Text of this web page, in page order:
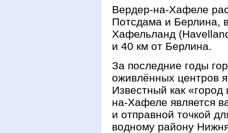
Вердер-на-Хафеле
Потсдама и Берлина,
Хафельланд
и 40 км от Берлина.
За последние годы
оживлённых центров
Известный как
на-Хафеле является
и отправной точкой
водному району